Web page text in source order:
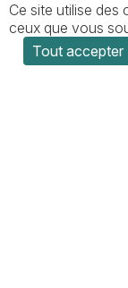
Ce site utilise
ceux que vous
Tout accepter